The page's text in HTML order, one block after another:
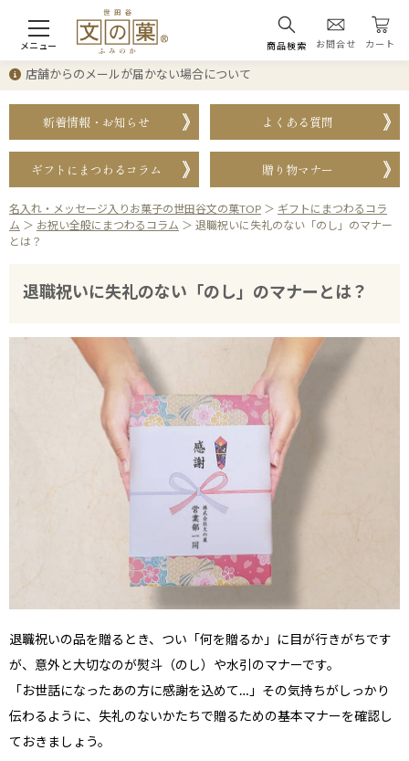
メニュー 商品検索 お問合せ カート
店舗からのメールが届かない場合について
新着情報・お知らせ よくある質問
ギフトにまつわるコラム 贈り物マナー
名入れ・メッセージ入りお菓子の世田谷文の菓TOP ＞ ギフトにまつわるコラ
ム ＞ お祝い全般にまつわるコラム ＞ 退職祝いに失礼のない「のし」のマナー
とは？
退職祝いに失礼のない「のし」のマナーとは？
退職祝いの品を贈るとき、つい「何を贈るか」に目が行きがちです
が、意外と大切なのが熨斗（のし）や水引のマナーです。
「お世話になったあの方に感謝を込めて…」その気持ちがしっかり
伝わるように、失礼のないかたちで贈るための基本マナーを確認し
ておきましょう。